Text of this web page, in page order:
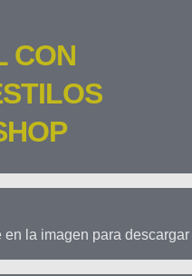
CON
en la imagen para descargar